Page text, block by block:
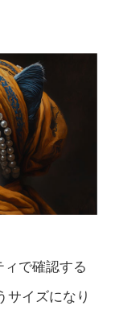
で確認する
サイズになり